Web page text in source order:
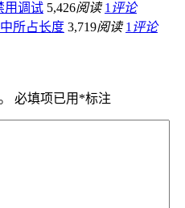
用调试 5,426阅读 1 评论
所占长度 3,719阅读 1 评论
必填项已用 *标注